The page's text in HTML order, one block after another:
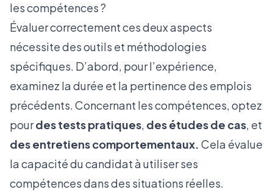
les compétences ?
Évaluer correctement ces deux aspects
nécessite des outils et méthodologies
spécifiques. D’abord, pour l’expérience,
examinez la durée et la pertinence des emplois
précédents. Concernant les compétences, optez
pourdes tests pratiques, des études de cas, et
des entretiens comportementaux. Cela évalue
la capacité du candidat à utiliser ses
compétences dans des situations réelles.